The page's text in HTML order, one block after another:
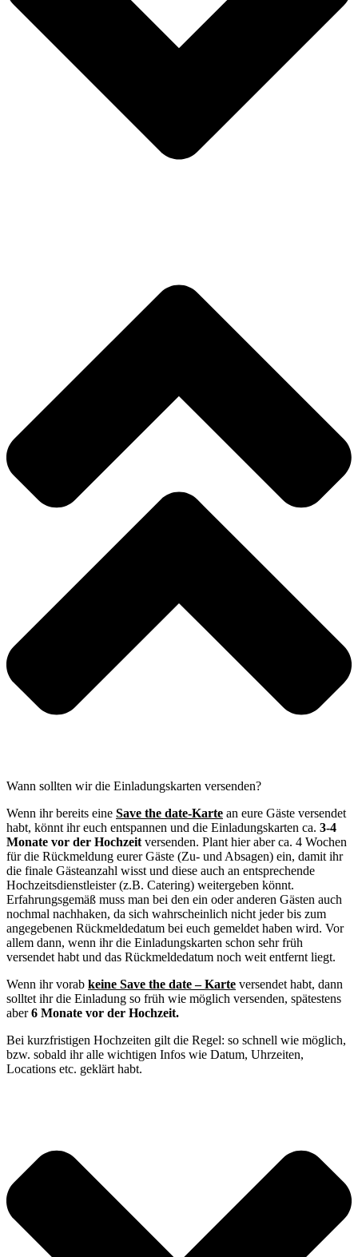
Wann sollten wir die Einladungskarten versenden?
Wenn ihr bereits eine Save the date-Karte an eure Gäste versendet
habt, könnt ihr euch entspannen und die Einladungskarten ca. 3-4
Monate vor der Hochzeit versenden. Plant hier aber ca. 4 Wochen
für die Rückmeldung eurer Gäste (Zu- und Absagen) ein, damit ihr
die finale Gästeanzahl wisst und diese auch an entsprechende
Hochzeitsdienstleister (z.B. Catering) weitergeben könnt.
Erfahrungsgemäß muss man bei den ein oder anderen Gästen auch
nochmal nachhaken, da sich wahrscheinlich nicht jeder bis zum
angegebenen Rückmeldedatum bei euch gemeldet haben wird. Vor
allem dann, wenn ihr die Einladungskarten schon sehr früh
versendet habt und das Rückmeldedatum noch weit entfernt liegt.
Wenn ihr vorab keine Save the date – Karte versendet habt, dann
solltet ihr die Einladung so früh wie möglich versenden, spätestens
aber6 Monate vor der Hochzeit.
Bei kurzfristigen Hochzeiten gilt die Regel: so schnell wie möglich,
bzw. sobald ihr alle wichtigen Infos wie Datum, Uhrzeiten,
Locations etc. geklärt habt.